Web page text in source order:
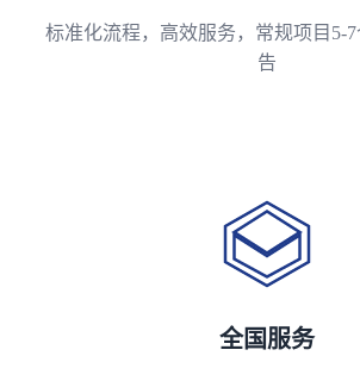
标准化流程，高效服务，常规项目5-
告
全国服务